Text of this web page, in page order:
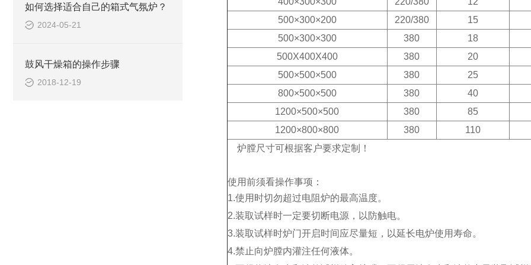
如何选择适合自己的箱式气氛炉？
2024-05-21
鼓风干燥箱的操作步骤
2018-12-19
500×300×200
220/380 15
500×300×300
380 18
500X400X400
380 20
500×500×500
380 25
800×500×500
380 40
1200×500×500
380 85
1200×800×800
380 110
炉膛尺寸可根据客户要求定制！
使用前须看操作事项：
1.使用时切勿超过电阻炉的最高温度。
2.装取试样时一定要切断电源，以防触电。
3.装取试样时炉门开启时间应尽量短，以延长电炉使用寿命。
4.禁止向炉膛内灌注任何液体。